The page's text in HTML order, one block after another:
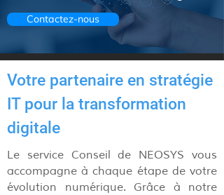
Contactez-nous
Votre partenaire en stratégie
IT pour la transformation
digitale
Le service Conseil de NEOSYS vous
accompagne à chaque étape de votre
évolution numérique. Grâce à notre